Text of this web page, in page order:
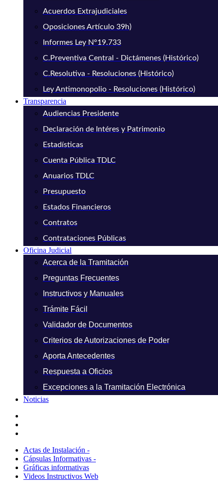
Acuerdos Extrajudiciales
Oposiciones Artículo 39h)
Informes Ley N°19.733
C.Preventiva Central - Dictámenes (Histórico)
C.Resolutiva - Resoluciones (Histórico)
Ley Antimonopolio - Resoluciones (Histórico)
Transparencia
Audiencias Presidente
Declaración de Intéres y Patrimonio
Estadísticas
Cuenta Pública TDLC
Anuarios TDLC
Presupuesto
Estados Financieros
Contratos
Contrataciones Públicas
Oficina Judicial
Acerca de la Tramitación
Preguntas Frecuentes
Instructivos y Manuales
Trámite Fácil
Validador de Documentos
Criterios de Autorizaciones de Poder
Aporta Antecedentes
Respuesta a Oficios
Excepciones a la Tramitación Electrónica
Noticias
Actas de Instalación -
Cápsulas Informativas -
Gráficas informativas
Videos Instructivos Web